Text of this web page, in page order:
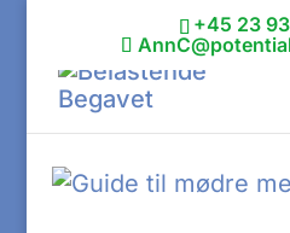
+45 23